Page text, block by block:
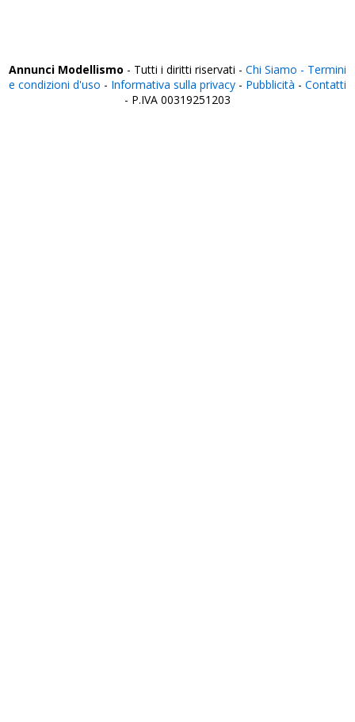
Annunci Modellismo - Tutti i diritti riservati - Chi Siamo - Termini
e condizioni d'uso - Informativa sulla privacy - Pubblicità - Contatti
- P.IVA 00319251203